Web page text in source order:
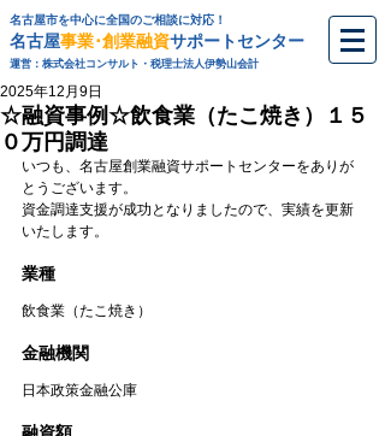
名古屋事業･創業融資サポートセンター
運営：株式会社コンサルト・税理士法人伊勢山会計
名古屋市を中心に全国のご相談に対応！
☆融資事例☆飲食業（たこ焼き）１５
０万円調達
2025年12月9日
いつも、名古屋創業融資サポートセンターをありが
とうございます。
資金調達支援が成功となりましたので、実績を更新
いたします。
業種
飲食業（たこ焼き）
金融機関
日本政策金融公庫